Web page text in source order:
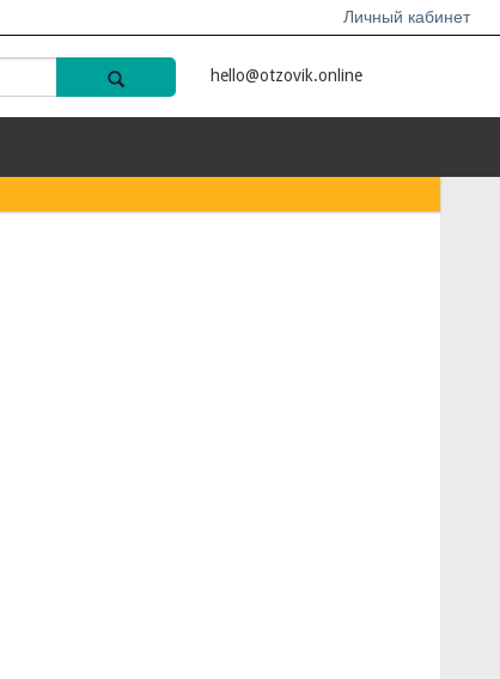
Личный кабинет
hello@otzovik.online